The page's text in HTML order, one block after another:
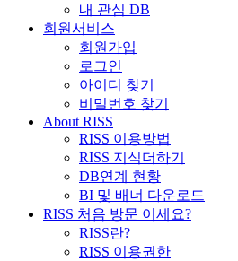
내 관심 DB
회원서비스
회원가입
로그인
아이디 찾기
비밀번호 찾기
About RISS
RISS 이용방법
RISS 지식더하기
DB연계 현황
BI 및 배너 다운로드
RISS 처음 방문 이세요?
RISS란?
RISS 이용권한